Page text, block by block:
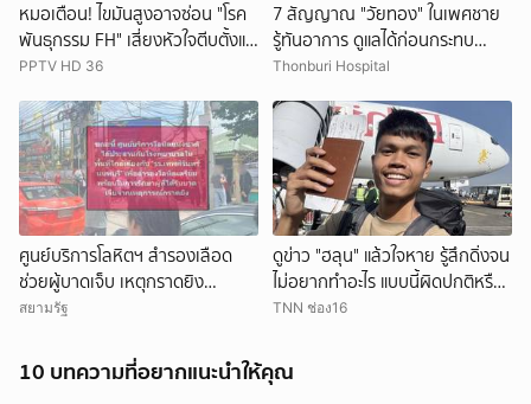
หมอเตือน! ไขมันสูงอาจซ่อน "โรค
พันธุกรรม FH" เสี่ยงหัวใจตีบตั้งแต่
อายุน้อย
PPTV HD 36
7 สัญญาณ "วัยทอง" ในเพศชาย
รู้ทันอาการ ดูแลได้ก่อนกระทบ
คุณภาพชีวิต
Thonburi Hospital
ศูนย์บริการโลหิตฯ สำรองเลือด
ช่วยผู้บาดเจ็บ เหตุกราดยิง
รร.เทพศิรินทร์ นนทบุรี พร้อม
สยามรัฐ
ดูข่าว "ฮลุน" แล้วใจหาย รู้สึกดิ่งจน
ไม่อยากทำอะไร แบบนี้ผิดปกติหรือ
เปล่า? จิตแพทย์มีคำตอบ
TNN ช่อง16
10 บทความที่อยากแนะนำให้คุณ